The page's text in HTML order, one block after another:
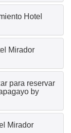
Hotel
Mirador
para reservar
by
Mirador